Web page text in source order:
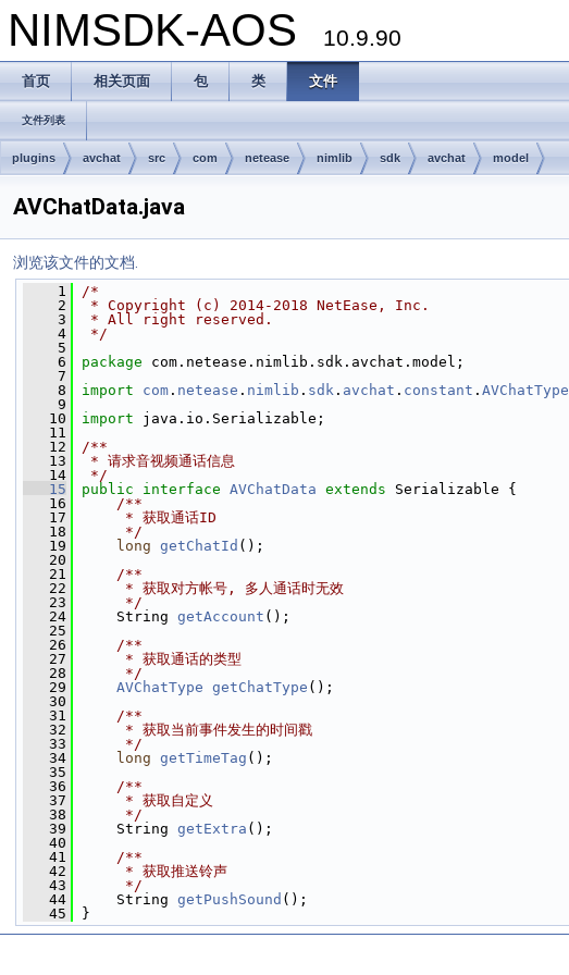
NIMSDK-AOS 10.9.90
首页 相关页面 包 类 文件
文件列表
plugins avchat src com netease nimlib sdk avchat model
AVChatData.java
浏览该文件的文档.
    1
/*
    2
* Copyright (c) 2014-2018 NetEase, Inc.
    3
* All right reserved.
    4
*/
    5
    6
package com.netease.nimlib.sdk.avchat.model;
    7
    8
import com . netease . nimlib . sdk . avchat . constant . AVChatType
    9
   10
import java.io.Serializable;
   11
   12
/**
   13
* 请求音视频通话信息
   14
*/
   15
public interface AVChatData extends Serializable {
   16
    /**
   17
     * 获取通话ID
   18
     */
   19
long getChatId ();
   20
   21
    /**
   22
     * 获取对方帐号, 多人通话时无效
   23
     */
   24
String getAccount ();
   25
   26
    /**
   27
     * 获取通话的类型
   28
     */
   29
AVChatType getChatType ();
   30
   31
    /**
   32
     * 获取当前事件发生的时间戳
   33
     */
   34
long getTimeTag ();
   35
   36
    /**
   37
     * 获取自定义
   38
     */
   39
String getExtra ();
   40
   41
    /**
   42
     * 获取推送铃声
   43
     */
   44
String getPushSound ();
   45
}